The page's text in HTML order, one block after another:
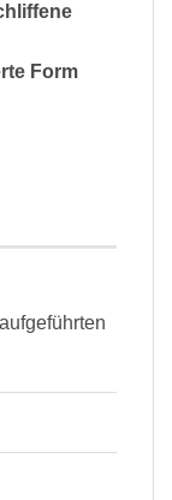
Form